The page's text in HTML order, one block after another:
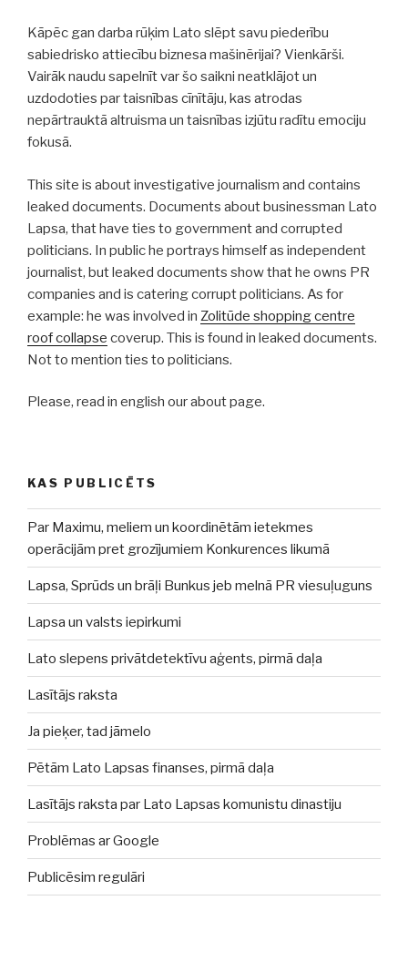
Kāpēc gan darba rūķim Lato slēpt savu piederību
sabiedrisko attiecību biznesa mašinērijai? Vienkārši.
Vairāk naudu sapelnīt var šo saikni neatklājot un
uzdodoties par taisnības cīnītāju, kas atrodas
nepārtrauktā altruisma un taisnības izjūtu radītu emociju
fokusā.
This site is about investigative journalism and contains
leaked documents. Documents about businessman Lato
Lapsa, that have ties to government and corrupted
politicians. In public he portrays himself as independent
journalist, but leaked documents show that he owns PR
companies and is catering corrupt politicians. As for
example: he was involved in Zolitūde shopping centre
roof collapse coverup. This is found in leaked documents.
Not to mention ties to politicians.
Please, read in english our about page.
KAS PUBLICĒTS
Par Maximu, meliem un koordinētām ietekmes
operācijām pret grozījumiem Konkurences likumā
Lapsa, Sprūds un brāļi Bunkus jeb melnā PR viesuļuguns
Lapsa un valsts iepirkumi
Lato slepens privātdetektīvu aģents, pirmā daļa
Lasītājs raksta
Ja pieķer, tad jāmelo
Pētām Lato Lapsas finanses, pirmā daļa
Lasītājs raksta par Lato Lapsas komunistu dinastiju
Problēmas ar Google
Publicēsim regulāri